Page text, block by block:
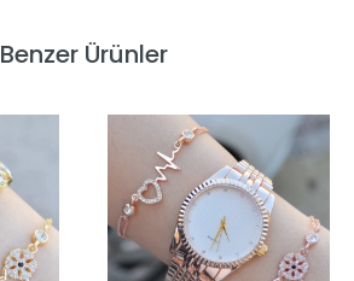
Benzer Ürünler